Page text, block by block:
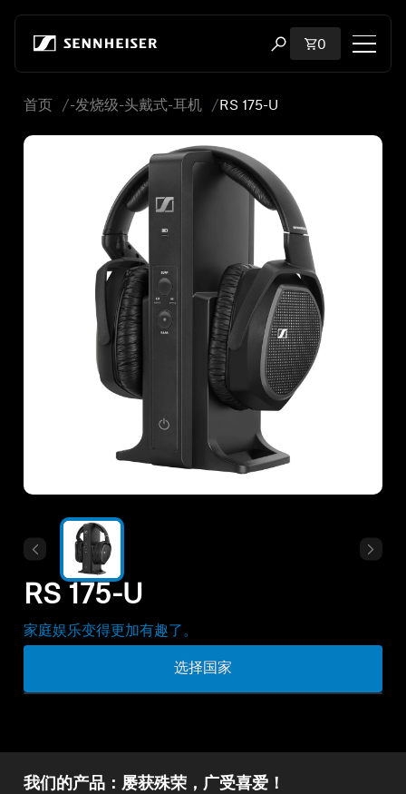
打开搜索弹出窗口
购物车内商
0
购物
所有发烧级耳机
所有 soundbar
加密狗与发射器
探索
关于我们
支持
首页 -发烧级-头戴式-耳机 RS 175-U
RS 175-U
家庭娱乐变得更加有趣了。
选择国家
我们的产品：屡获殊荣，广受喜爱！